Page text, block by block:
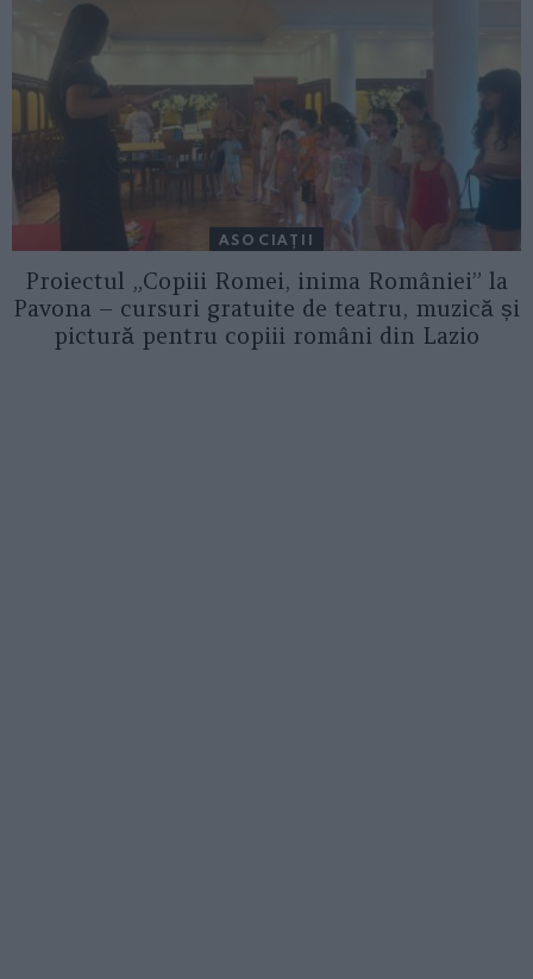
ASOCIAŢII
Proiectul „Copiii Romei, inima României” la
Pavona – cursuri gratuite de teatru, muzică și
pictură pentru copiii români din Lazio